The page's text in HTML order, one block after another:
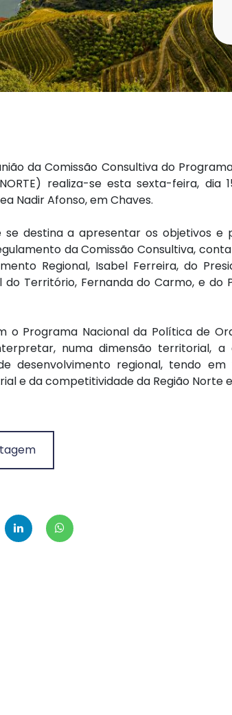
da Comissão Consultiva do
realiza-se esta sexta-feira, dia
Nadir Afonso, em Chaves.
se destina a apresentar os objetivos e
da Comissão Consultiva,
Regional, Isabel Ferreira, do
do Território, Fernanda do Carmo, e do
o Programa Nacional da Política de
numa dimensão territorial,
desenvolvimento regional, tendo
e da competitividade da Região Norte